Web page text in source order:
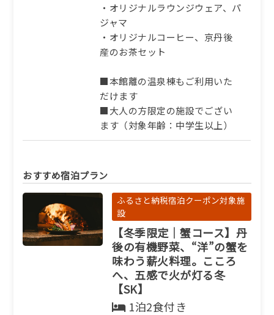
・オリジナルラウンジウェア、パ
ジャマ
・オリジナルコーヒー、京丹後
産のお茶セット
■本館離の温泉棟もご利用いた
だけます
■大人の方限定の施設でござい
ます（対象年齢：中学生以上）
おすすめ宿泊プラン
ふるさと納税宿泊クーポン対象施
設
【冬季限定｜蟹コース】丹
後の有機野菜、“洋”の蟹を
味わう薪火料理。こころ
へ、五感で火が灯る冬
【SK】
1泊2食付き